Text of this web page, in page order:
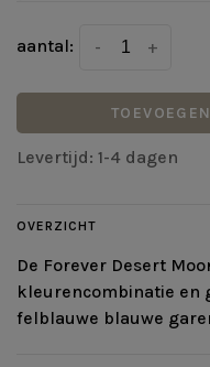
aantal: +
-
Levertijd: 1-4 dagen
OVERZICHT
De Forever Desert
kleurencombinatie en
felblauwe blauwe